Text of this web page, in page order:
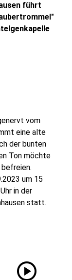
führt
vom
eine alte
der bunten
Ton möchte
um 15
in der
statt.
play_circle